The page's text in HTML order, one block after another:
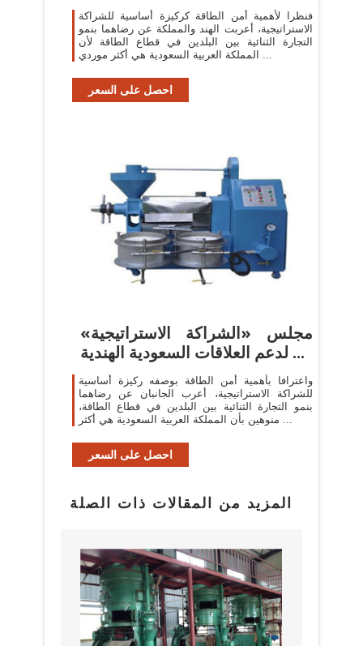
فنظرا لأهمية أمن الطاقة كركيزة أساسية للشراكة
الاستراتيجية، أعربت الهند والمملكة عن رضاهما بنمو
التجارة الثنائية بين البلدين في قطاع الطاقة لأن
المملكة العربية السعودية هي أكثر موردي ...
احصل على السعر
مجلس «الشراكة الاستراتيجية»
لدعم العلاقات السعودية الهندية ...
واعترافا بأهمية أمن الطاقة بوصفه ركيزة أساسية
للشراكة الاستراتيجية، أعرب الجانبان عن رضاهما
بنمو التجارة الثنائية بين البلدين في قطاع الطاقة،
منوهين بأن المملكة العربية السعودية هي أكثر ...
احصل على السعر
المزيد من المقالات ذات الصلة